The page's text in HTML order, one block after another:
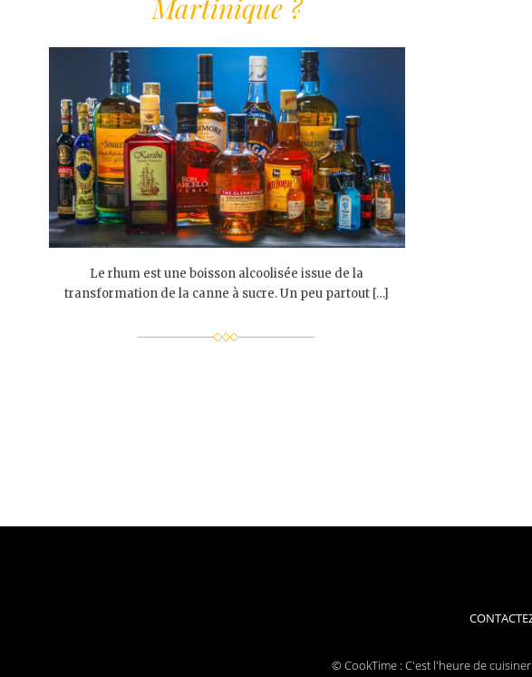
Martinique ?
Le rhum est une boisson alcoolisée issue de la
transformation de la canne à sucre. Un peu partout […]
© CookTime : C'est l'heure de cuisiner